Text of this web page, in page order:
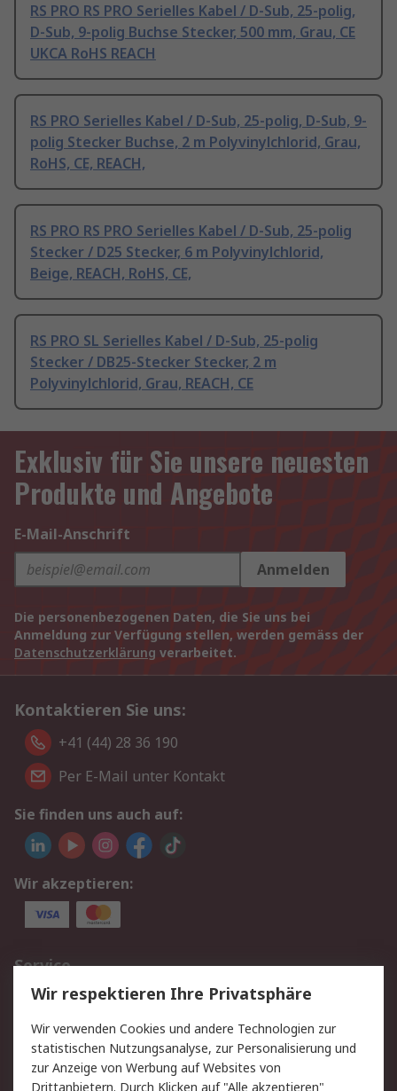
RS PRO RS PRO Serielles Kabel / D-Sub, 25-polig,
D-Sub, 9-polig Buchse Stecker, 500 mm, Grau, CE
UKCA RoHS REACH
RS PRO Serielles Kabel / D-Sub, 25-polig, D-Sub, 9-
polig Stecker Buchse, 2 m Polyvinylchlorid, Grau,
RoHS, CE, REACH,
RS PRO RS PRO Serielles Kabel / D-Sub, 25-polig
Stecker / D25 Stecker, 6 m Polyvinylchlorid,
Beige, REACH, RoHS, CE,
RS PRO SL Serielles Kabel / D-Sub, 25-polig
Stecker / DB25-Stecker Stecker, 2 m
Polyvinylchlorid, Grau, REACH, CE
Exklusiv für Sie unsere neuesten
Produkte und Angebote
E-Mail-Anschrift
Anmelden
Die personenbezogenen Daten, die Sie uns bei
Anmeldung zur Verfügung stellen, werden gemäss der
Datenschutzerklärung verarbeitet.
Kontaktieren Sie uns:
+41 (44) 28 36 190
Per E-Mail unter Kontakt
Sie finden uns auch auf:
Wir akzeptieren:
Service
Value Added Services
Lieferlösungen
Rücksendungen
Kontakt
Hilfe
Wir respektieren Ihre Privatsphäre
Wir verwenden Cookies und andere Technologien zur
statistischen Nutzungsanalyse, zur Personalisierung und
zur Anzeige von Werbung auf Websites von
Drittanbietern. Durch Klicken auf "Alle akzeptieren"